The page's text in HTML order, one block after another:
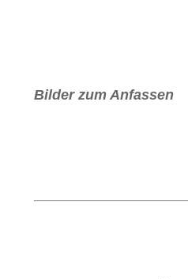
Bilder zum Anfassen